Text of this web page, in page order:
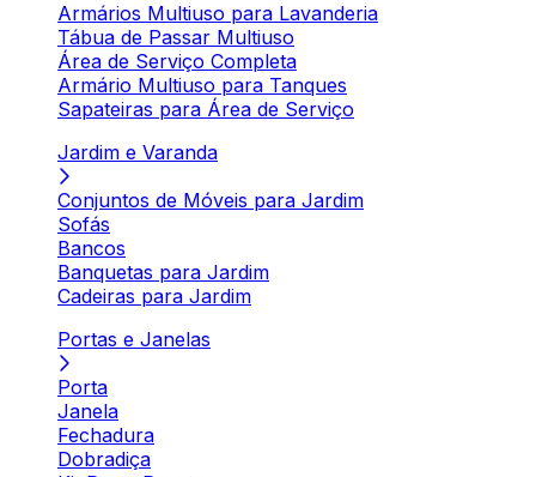
Armários Multiuso para Lavanderia
Tábua de Passar Multiuso
Área de Serviço Completa
Armário Multiuso para Tanques
Sapateiras para Área de Serviço
Jardim e Varanda
Conjuntos de Móveis para Jardim
Sofás
Bancos
Banquetas para Jardim
Cadeiras para Jardim
Portas e Janelas
Porta
Janela
Fechadura
Dobradiça